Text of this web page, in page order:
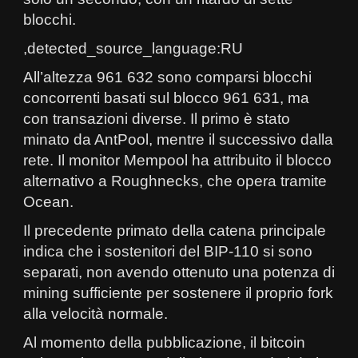
blocchi.
,detected_source_language:RU
All’altezza 961 632 sono comparsi blocchi
concorrenti basati sul blocco 961 631, ma
con transazioni diverse. Il primo è stato
minato da AntPool, mentre il successivo dalla
rete. Il monitor Mempool ha attribuito il blocco
alternativo a Roughnecks, che opera tramite
Ocean.
Il precedente primato della catena principale
indica che i sostenitori del BIP-110 si sono
separati, non avendo ottenuto una potenza di
mining sufficiente per sostenere il proprio fork
alla velocità normale.
Al momento della pubblicazione, il bitcoin